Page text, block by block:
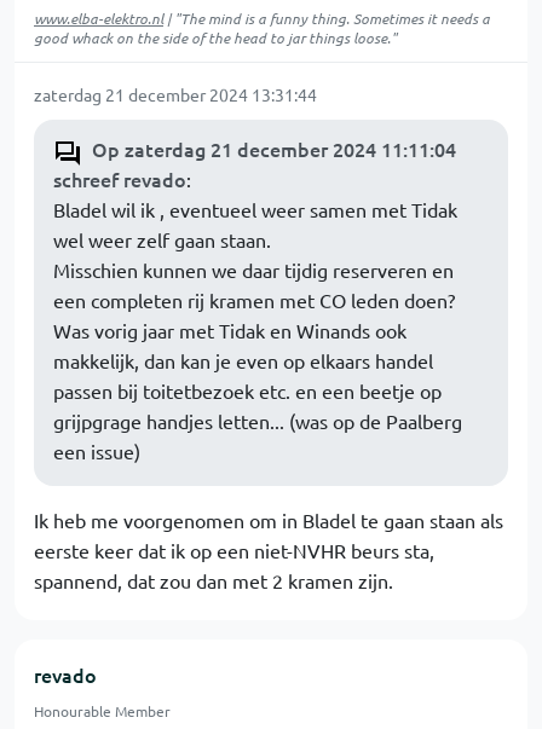
www.elba-elektro.nl| "The mind is a funny thing. Sometimes it needs a
good whack on the side of the head to jar things loose."
zaterdag 21 december 2024 13:31:44
Op zaterdag 21 december 2024 11:11:04
schreef revado:
Bladel wil ik , eventueel weer samen met Tidak
wel weer zelf gaan staan.
Misschien kunnen we daar tijdig reserveren en
een completen rij kramen met CO leden doen?
Was vorig jaar met Tidak en Winands ook
makkelijk, dan kan je even op elkaars handel
passen bij toitetbezoek etc. en een beetje op
grijpgrage handjes letten... (was op de Paalberg
een issue)
Ik heb me voorgenomen om in Bladel te gaan staan als
eerste keer dat ik op een niet-NVHR beurs sta,
spannend, dat zou dan met 2 kramen zijn.
revado
Honourable Member